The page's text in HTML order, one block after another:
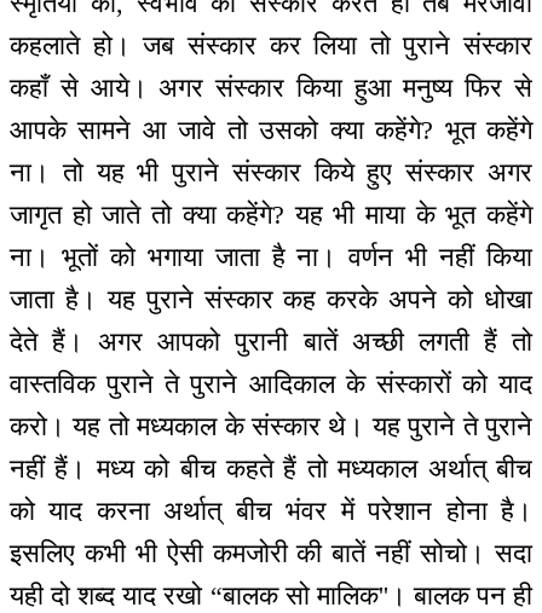
कहलाते हो। जब संस्कार कर लिया तो पुराने संस्कार
कहाँ से आये। अगर संस्कार किया हुआ मनुष्य फिर से
आपके सामने आ जावे तो उसको क्या कहेंगे? भूत कहेंगे
ना। तो यह भी पुराने संस्कार किये हुए संस्कार अगर
जागृत हो जाते तो क्या कहेंगे? यह भी माया के भूत कहेंगे
ना। भूतों को भगाया जाता है ना। वर्णन भी नहीं किया
जाता है। यह पुराने संस्कार कह करके अपने को धोखा
देते हैं। अगर आपको पुरानी बातें अच्छी लगती हैं तो
वास्तविक पुराने ते पुराने आदिकाल के संस्कारों को याद
करो। यह तो मध्यकाल के संस्कार थे। यह पुराने ते पुराने
नहीं हैं। मध्य को बीच कहते हैं तो मध्यकाल अर्थात् बीच
को याद करना अर्थात् बीच भंवर में परेशान होना है।
इसलिए कभी भी ऐसी कमजोरी की बातें नहीं सोचो। सदा
यही दो शब्द याद रखो “बालक सो मालिक''। बालक पन ही